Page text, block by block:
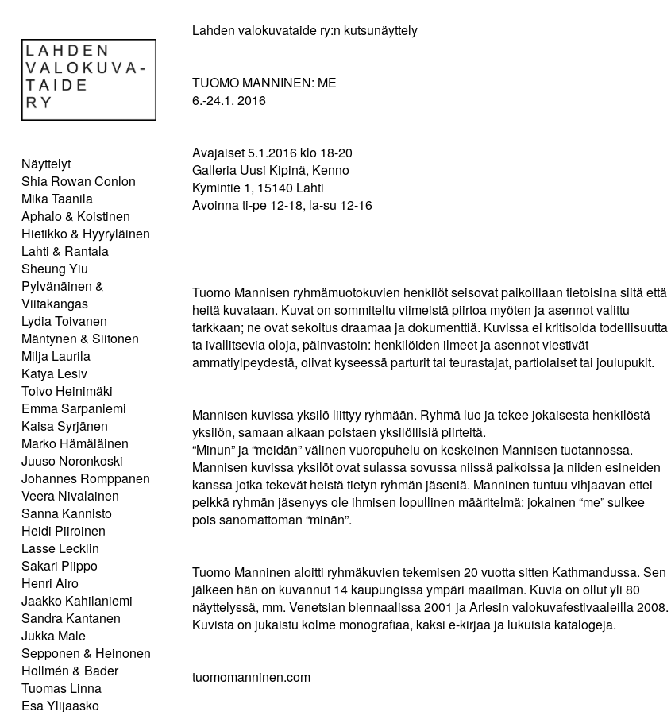
Näyttelyt
Shia Rowan Conlon
Mika Taanila
Aphalo & Koistinen
Hietikko & Hyyryläinen
Lahti & Rantala
Sheung Yiu
Pylvänäinen &
Viitakangas
Lydia Toivanen
Mäntynen & Siitonen
Milja Laurila
Katya Lesiv
Toivo Heinimäki
Emma Sarpaniemi
Kaisa Syrjänen
Marko Hämäläinen
Juuso Noronkoski
Johannes Romppanen
Veera Nivalainen
Sanna Kannisto
Heidi Piiroinen
Lasse Lecklin
Sakari Piippo
Henri Airo
Jaakko Kahilaniemi
Sandra Kantanen
Jukka Male
Sepponen & Heinonen
Hollmén & Bader
Tuomas Linna
Esa Ylijaasko
Lahden valokuvataide ry:n kutsunäyttely
TUOMO MANNINEN: ME
6.-24.1. 2016
Avajaiset 5.1.2016 klo 18-20
Galleria Uusi Kipinä, Kenno
Kymintie 1, 15140 Lahti
Avoinna ti-pe 12-18, la-su 12-16
Tuomo Mannisen ryhmämuotokuvien henkilöt seisovat paikoillaan tietoisina siitä että
heitä kuvataan. Kuvat on sommiteltu viimeistä piirtoa myöten ja asennot valittu
tarkkaan; ne ovat sekoitus draamaa ja dokumenttiä. Kuvissa ei kritisoida todellisuutta
ta ivallitsevia oloja, päinvastoin: henkilöiden ilmeet ja asennot viestivät
ammatiylpeydestä, olivat kyseessä parturit tai teurastajat, partiolaiset tai joulupukit.
Mannisen kuvissa yksilö liittyy ryhmään. Ryhmä luo ja tekee jokaisesta henkilöstä
yksilön, samaan aikaan poistaen yksilöllisiä piirteitä.
“Minun” ja “meidän” välinen vuoropuhelu on keskeinen Mannisen tuotannossa.
Mannisen kuvissa yksilöt ovat sulassa sovussa niissä paikoissa ja niiden esineiden
kanssa jotka tekevät heistä tietyn ryhmän jäseniä. Manninen tuntuu vihjaavan ettei
pelkkä ryhmän jäsenyys ole ihmisen lopullinen määritelmä: jokainen “me” sulkee
pois sanomattoman “minän”.
Tuomo Manninen aloitti ryhmäkuvien tekemisen 20 vuotta sitten Kathmandussa. Sen
jälkeen hän on kuvannut 14 kaupungissa ympäri maailman. Kuvia on ollut yli 80
näyttelyssä, mm. Venetsian biennaalissa 2001 ja Arlesin valokuvafestivaaleilla 2008.
Kuvista on jukaistu kolme monografiaa, kaksi e-kirjaa ja lukuisia katalogeja.
tuomomanninen.com